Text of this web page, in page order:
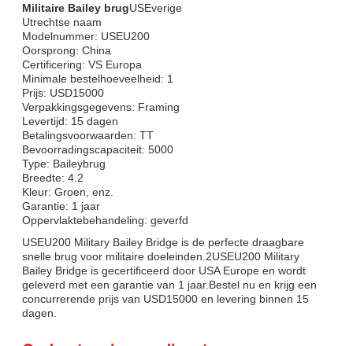
Militaire Bailey brugUSEverige
Utrechtse naam
Modelnummer: USEU200
Oorsprong: China
Certificering: VS Europa
Minimale bestelhoeveelheid: 1
Prijs: USD15000
Verpakkingsgegevens: Framing
Levertijd: 15 dagen
Betalingsvoorwaarden: TT
Bevoorradingscapaciteit: 5000
Type: Baileybrug
Breedte: 4.2
Kleur: Groen, enz.
Garantie: 1 jaar
Oppervlaktebehandeling: geverfd
USEU200 Military Bailey Bridge is de perfecte draagbare
snelle brug voor militaire doeleinden.2USEU200 Military
Bailey Bridge is gecertificeerd door USA Europe en wordt
geleverd met een garantie van 1 jaar.Bestel nu en krijg een
concurrerende prijs van USD15000 en levering binnen 15
dagen.